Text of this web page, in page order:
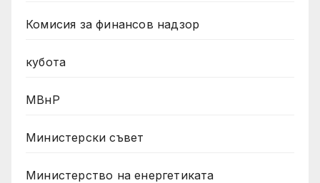
Комисия за финансов надзор
кубота
МВнР
Министерски съвет
Министерство на енергетиката